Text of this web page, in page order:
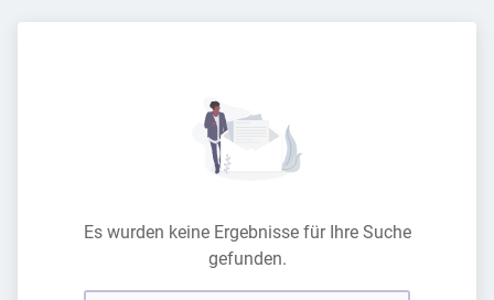
Es wurden keine Ergebnisse für Ihre Suche
gefunden.